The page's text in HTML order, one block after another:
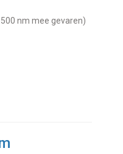
500 nm mee gevaren)